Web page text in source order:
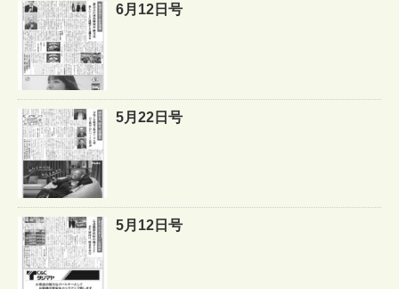
6月12日号
5月22日号
5月12日号